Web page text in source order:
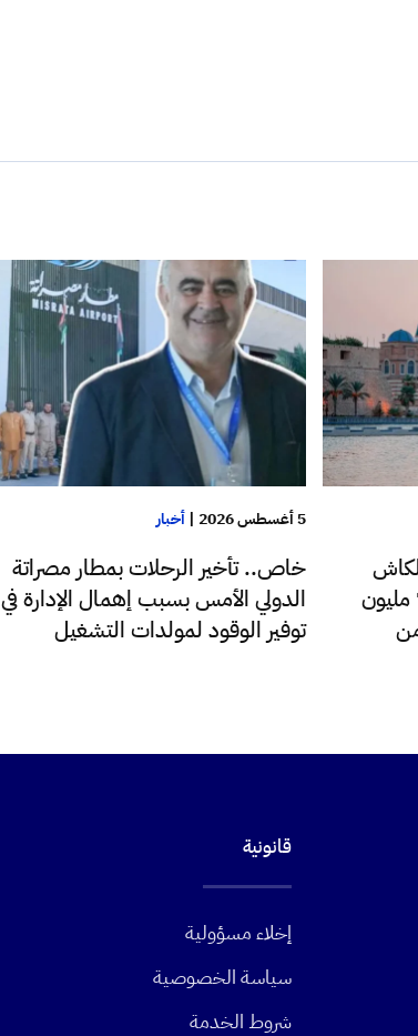
للدولار اليوم فقط تجاوزت 72 مليون
5 أغسطس 2026 |أخبار
خاص.. تأخير الرحلات بمطار مصراتة
الدولي الأمس بسبب إهمال الإدارة في
توفير الوقود لمولدات التشغيل
قانونية
إخلاء مسؤولية
سياسة الخصوصية
شروط الخدمة